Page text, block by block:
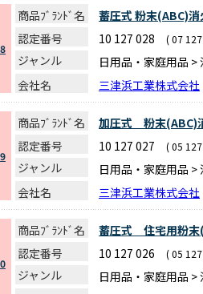
商品ﾌﾞﾗﾝﾄﾞ名
蓄圧式 粉末(ABC)消
認定番号
10 127 028 ( 07
ジャンル
日用品・家庭用品 >
会社名
三津浜工業株式会社
商品ﾌﾞﾗﾝﾄﾞ名
加圧式 粉末(ABC)
認定番号
10 127 027 ( 05
ジャンル
日用品・家庭用品 >
会社名
三津浜工業株式会社
商品ﾌﾞﾗﾝﾄﾞ名
蓄圧式 住宅用粉
認定番号
10 127 026 ( 05
ジャンル
日用品・家庭用品 >